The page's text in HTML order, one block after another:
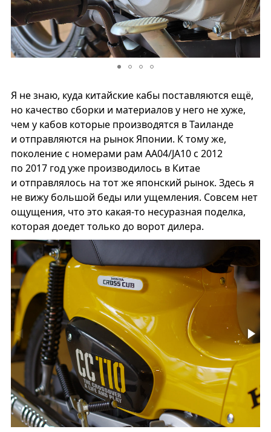
Я не знаю, куда китайские кабы поставляются ещё,
но качество сборки и материалов у него не хуже,
чем у кабов которые производятся в Таиланде
и отправляются на рынок Японии. К тому же,
поколение с номерами рам АА04/JA10 с 2012
по 2017 год уже производилось в Китае
и отправлялось на тот же японский рынок. Здесь я
не вижу большой беды или ущемления. Совсем нет
ощущения, что это какая-то несуразная поделка,
которая доедет только до ворот дилера.